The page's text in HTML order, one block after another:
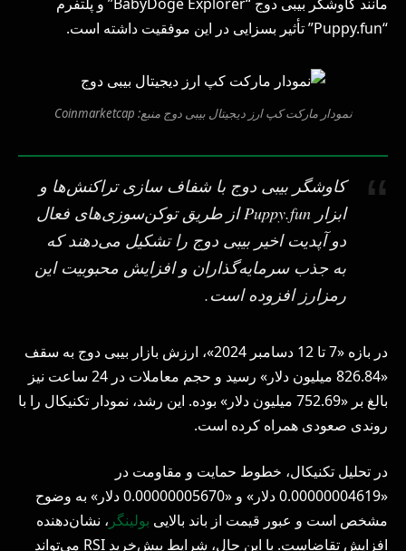
“Puppy.fun” تأثیر بسزایی در این موفقیت داشته است.
نمودار مارکت کپ ارز دیجیتال بیبی دوج منبع: Coinmarketcap
کاوشگر بیبی دوج با شفاف سازی تراکنش‌ها و
ابزار Puppy.fun از طریق توکن‌سوزی‌های فعال
دو آپدیت اخیر بیبی دوج را تشکیل می‌دهند که
به جذب سرمایه‌گذاران و افزایش محبوبیت این
رمزارز افزوده است.
در بازه «7 تا 12 دسامبر 2024»، ارزش بازار بیبی دوج به سقف
«826.84 میلیون دلار» رسید و حجم معاملات در 24 ساعت نیز
بالغ بر «752.69 میلیون دلار» بوده. این رشد، نمودار تکنیکال را با
روندی صعودی همراه کرده است.
در تحلیل تکنیکال، خطوط حمایت و مقاومت در
«0.00000004619 دلار» و «0.00000005670 دلار» به وضوح
مشخص است و عبور قیمت از باند بالایی بولینگر ، نشان‌دهنده
افزایش تقاضاست. با این حال، شرایط بیش‌خرید RSI می‌تواند